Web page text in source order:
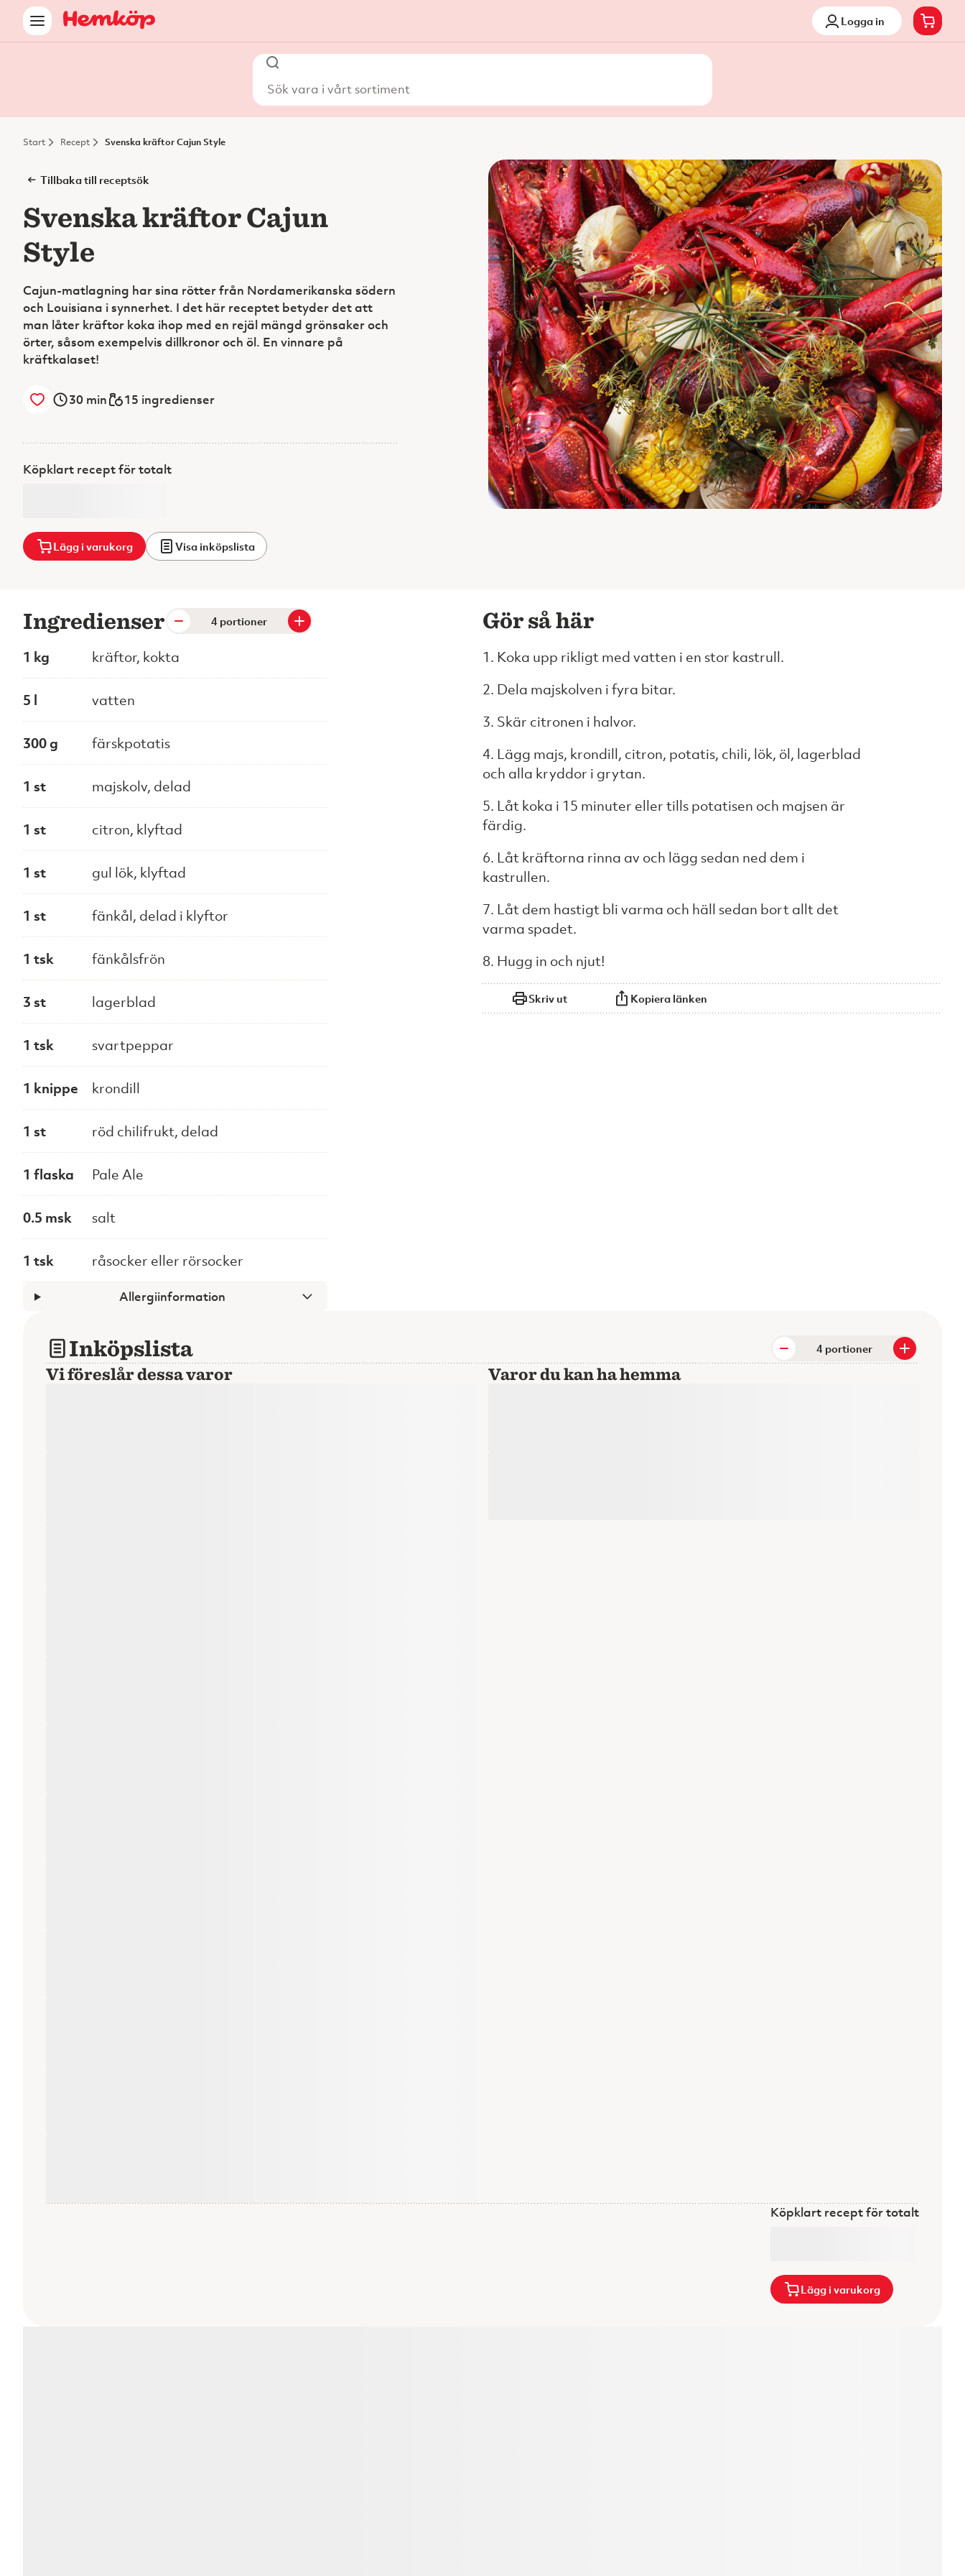
Logga in
Start Recept Svenska kräftor Cajun Style
Tillbaka till receptsök
Svenska kräftor Cajun
Style
Cajun-matlagning har sina rötter från Nordamerikanska södern
och Louisiana i synnerhet. I det här receptet betyder det att
man låter kräftor koka ihop med en rejäl mängd grönsaker och
örter, såsom exempelvis dillkronor och öl. En vinnare på
kräftkalaset!
30 min 15 ingredienser
Köpklart recept för totalt
Lägg i varukorg Visa inköpslista
Ingredienser portioner
1 kg kräftor, kokta
5 l vatten
300 g färskpotatis
1 st majskolv, delad
1 st citron, klyftad
1 st gul lök, klyftad
1 st fänkål, delad i klyftor
1 tsk fänkålsfrön
3 st lagerblad
1 tsk svartpeppar
1 knippe krondill
1 st röd chilifrukt, delad
1 flaska Pale Ale
0.5 msk salt
1 tsk råsocker eller rörsocker
Allergiinformation
Gör så här
1. Koka upp rikligt med vatten i en stor kastrull.
2. Dela majskolven i fyra bitar.
3. Skär citronen i halvor.
4. Lägg majs, krondill, citron, potatis, chili, lök, öl, lagerblad
och alla kryddor i grytan.
5. Låt koka i 15 minuter eller tills potatisen och majsen är
färdig.
6. Låt kräftorna rinna av och lägg sedan ned dem i
kastrullen.
7. Låt dem hastigt bli varma och häll sedan bort allt det
varma spadet.
8. Hugg in och njut!
Skriv ut Kopiera länken
Inköpslista portioner
Vi föreslår dessa varor Varor du kan ha hemma
Köpklart recept för totalt
Lägg i varukorg